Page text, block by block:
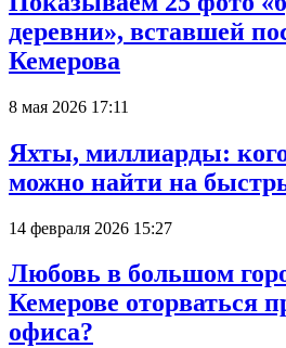
деревни», вставшей
Кемерова
8 мая 2026 17:11
Яхты, миллиарды:
можно найти на
14 февраля 2026 15:27
Любовь в большом
Кемерове оторваться
офиса?